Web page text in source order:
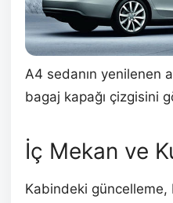
A4 sedanın yenilenen
bagaj kapağı çizgisini
İç Mekan ve
Kabindeki